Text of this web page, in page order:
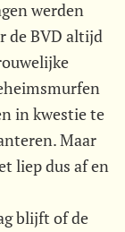
werden
de BVD altijd
in kwestie te
Maar
liep dus af en
blijft of de